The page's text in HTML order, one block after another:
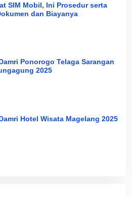
SIM Mobil, Ini Prosedur serta
dan Biayanya
Ponorogo Telaga Sarangan
2025
Hotel Wisata Magelang 2025